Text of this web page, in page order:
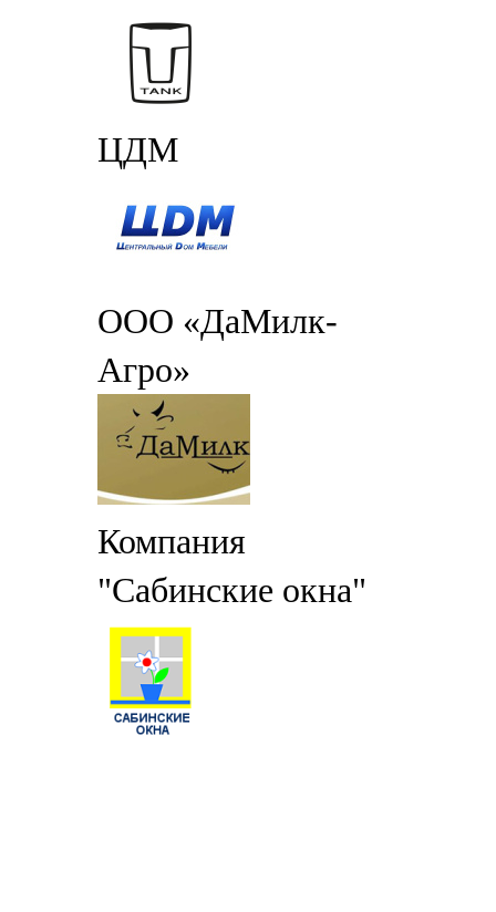
ЦДМ
ООО «ДаМилк-
Агро»
Компания
"Сабинские окна"